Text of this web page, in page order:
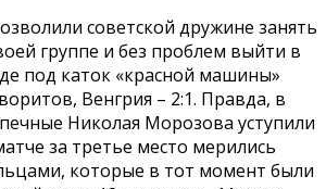
советской дружине занять
группе и без проблем выйти в
под каток «красной машины»
Венгрия – 2:1. Правда, в
Николая Морозова уступили
за третье место мерились
которые в тот момент были